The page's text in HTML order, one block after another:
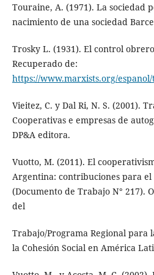
Touraine, A. (1971). La sociedad
nacimiento de una sociedad
Trosky L. (1931). El control
Recuperado de:
https://www.marxists.org/
Vieitez, C. y Dal Ri, N. S. (2001).
Cooperativas e empresas de
DP&A editora.
Vuotto, M. (2011). El
Argentina: contribuciones para el
(Documento de Trabajo N° 217).
del
Trabajo/Programa Regional para
la Cohesión Social en América